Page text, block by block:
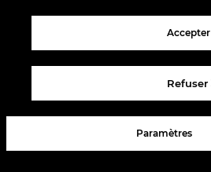
24 rue de Sèvres
France
© 2025 Le Typographe - Brussels
Accepter
Refuser
Paramètres